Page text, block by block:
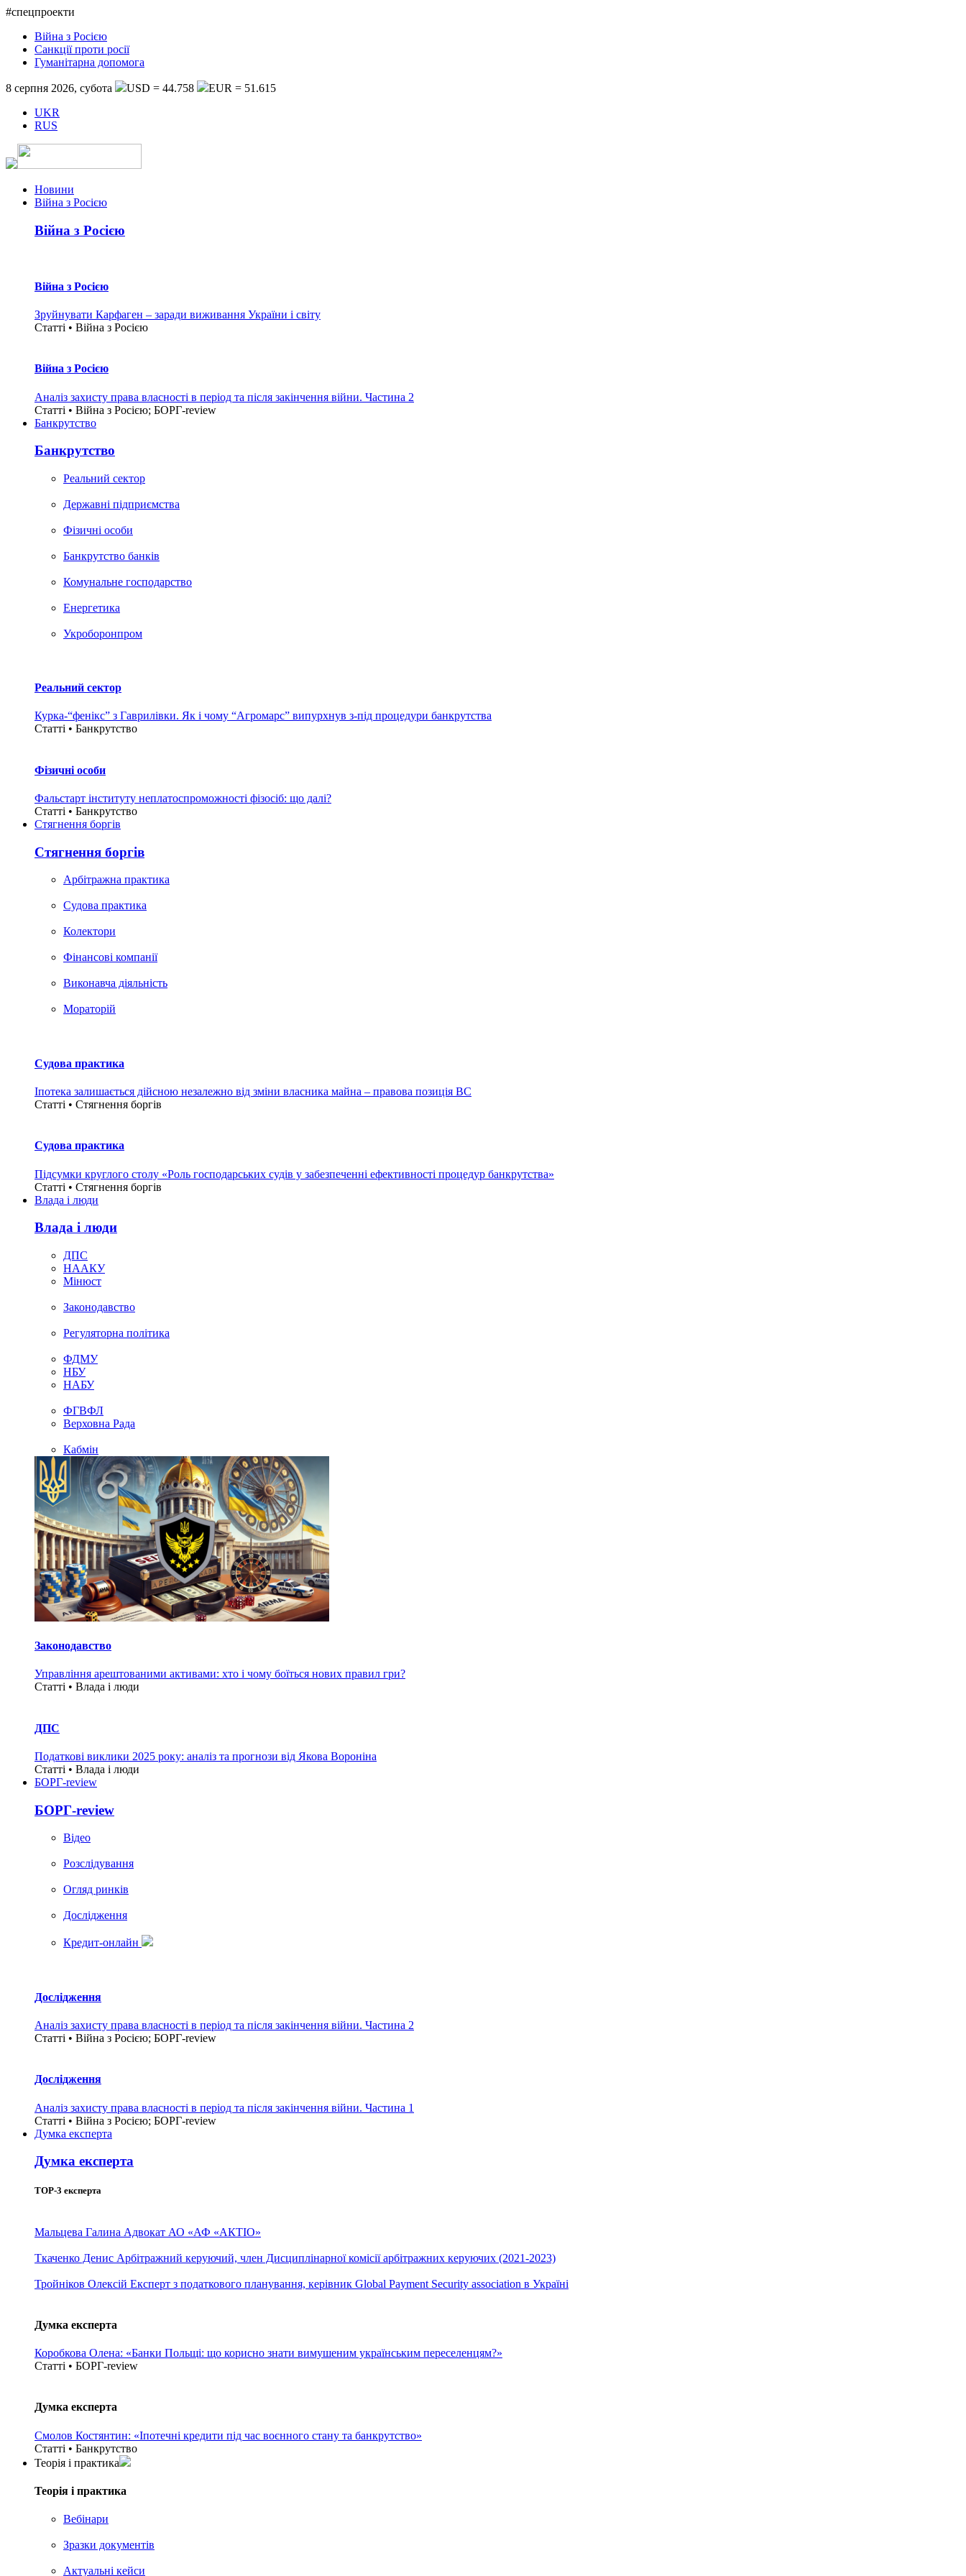
#спецпроекти
Війна з Росією
Санкції проти росії
Гуманітарна допомога
8 серпня 2026, субота USD = 44.758
EUR = 51.615
UKR
RUS
Новини
Війна з Росією
Війна з Росією
Війна з Росією
Зруйнувати Карфаген – заради виживання України і світу
Статті • Війна з Росією
Війна з Росією
Аналіз захисту права власності в період та після закінчення війни. Частина 2
Статті • Війна з Росією; БОРГ-review
Банкрутство
Банкрутство
Реальний сектор
Державні підприємства
Фізичні особи
Банкрутство банків
Комунальне господарство
Енергетика
Укроборонпром
Реальний сектор
Курка-“фенікс” з Гаврилівки. Як і чому “Агромарс” випурхнув з-під процедури банкрутства
Статті • Банкрутство
Фізичні особи
Фальстарт інституту неплатоспроможності фізосіб: що далі?
Статті • Банкрутство
Стягнення боргiв
Стягнення боргiв
Арбітражна практика
Судова практика
Колектори
Фінансові компанії
Виконавча діяльність
Мораторій
Судова практика
Іпотека залишається дійсною незалежно від зміни власника майна – правова позиція ВС
Статті • Стягнення боргiв
Судова практика
Підсумки круглого столу «Роль господарських судів у забезпеченні ефективності процедур банкрутства»
Статті • Стягнення боргiв
Влада i люди
Влада i люди
ДПС
НААКУ
Мінюст
Законодавство
Регуляторна політика
ФДМУ
НБУ
НАБУ
ФГВФЛ
Верховна Рада
Кабмін
Законодавство
Управління арештованими активами: хто і чому боїться нових правил гри?
Статті • Влада i люди
ДПС
Податкові виклики 2025 року: аналіз та прогнози від Якова Вороніна
Статті • Влада i люди
БОРГ-review
БОРГ-review
Вiдео
Розслідування
Огляд ринків
Дослідження
Кредит-онлайн
Дослідження
Аналіз захисту права власності в період та після закінчення війни. Частина 2
Статті • Війна з Росією; БОРГ-review
Дослідження
Аналіз захисту права власності в період та після закінчення війни. Частина 1
Статті • Війна з Росією; БОРГ-review
Думка експерта
Думка експерта
TOP-3 експерта
Мальцева Галина Адвокат АО «АФ «АКТІО»
Ткаченко Денис Арбітражний керуючий, член Дисциплінарної комісії арбітражних керуючих (2021-2023)
Тройніков Олексій Експерт з податкового планування, керівник Global Payment Security association в Україні
Думка експерта
Коробкова Олена: «Банки Польщі: що корисно знати вимушеним українським переселенцям?»
Статті • БОРГ-review
Думка експерта
Смолов Костянтин: «Іпотечні кредити під час воєнного стану та банкрутство»
Статті • Банкрутство
Теорія i практика
Теорія i практика
Вебінари
Зразки документів
Актуальні кейси